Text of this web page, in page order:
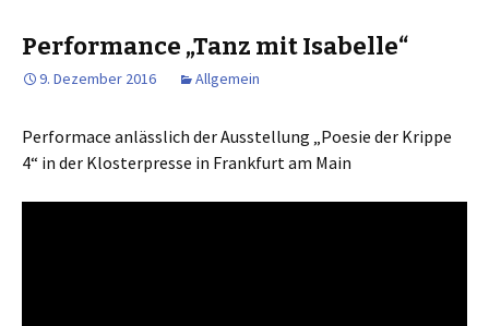
Performance „Tanz mit Isabelle“
9. Dezember 2016 Allgemein
Performace anlässlich der Ausstellung „Poesie der Krippe
4“ in der Klosterpresse in Frankfurt am Main